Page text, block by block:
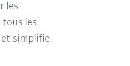
les
les
et simplifie